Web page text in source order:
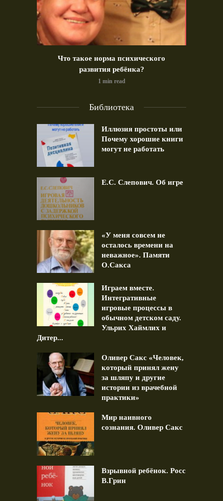
Что такое норма психического
развития ребёнка?
1 min read
Библиотека
Иллюзия простоты или
Почему хорошие книги
могут не работать
Е.С. Слепович. Об игре
«У меня совсем не
осталось времени на
неважное». Памяти
О.Сакса
Играем вместе.
Интегративные
игровые процессы в
обычном детском саду.
Ульрих Хаймлих и
Дитер...
Оливер Сакс «Человек,
который принял жену
за шляпу и другие
истории из врачебной
практики»
Мир наивного
сознания. Оливер Сакс
Взрывной ребёнок. Росс
В.Грин